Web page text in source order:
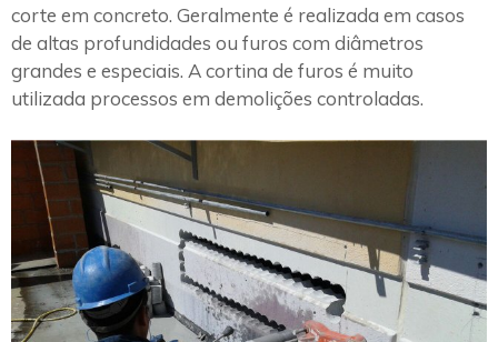
corte em concreto. Geralmente é realizada em casos
de altas profundidades ou furos com diâmetros
grandes e especiais. A cortina de furos é muito
utilizada processos em demolições controladas.